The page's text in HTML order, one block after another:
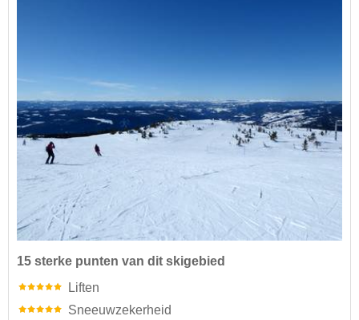
15 sterke punten van dit skigebied
Liften
Sneeuwzekerheid